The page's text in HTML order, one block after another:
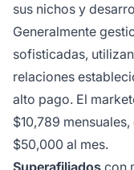
sus nichos y
Generalmente
sofisticadas,
relaciones
alto pago. El
$10,789
$50,000 al mes.